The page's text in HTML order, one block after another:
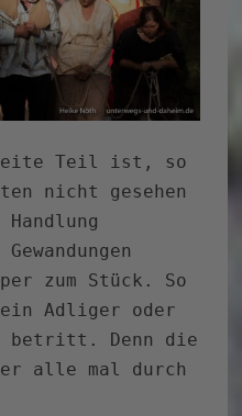
Teil ist, so
nicht gesehen
zum Stück. So
Adliger oder
betritt. Denn die
alle mal durch